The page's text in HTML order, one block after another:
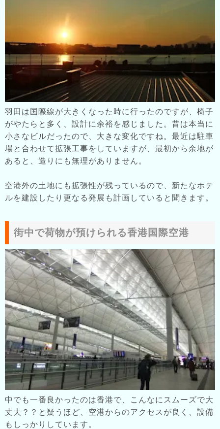
羽田は国際線が大きくなった時に行ったのですが、椅子
がやたらと多く、設計に余裕を感じました。昔は本当に
小さなビルだったので、大きな変化ですね。最近は駐車
場と合わせて拡張工事をしていますが、最初から余地が
あると、造りにも無理がありません。
空港外の土地にも拡張性が残っているので、新たなホテ
ルを建設したり更なる発展も計画していると聞きます。
街中で荷物が預けられる香港国際空港
中でも一番良かったのは香港で、こんなにスムーズで大
丈夫？？と疑うほど、空港からのアクセスが良く、設備
もしっかりしています。